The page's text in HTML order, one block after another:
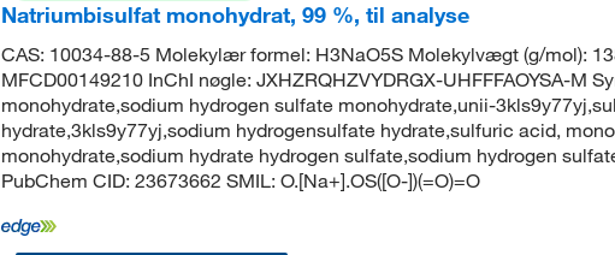
Natriumbisulfat monohydrat, 99 %, til analyse
CAS: 10034-88-5 Molekylær formel: H3NaO5S Molekylvægt (g/mol):
MFCD00149210 InChI nøgle: JXHZRQHZVYDRGX-UHFFFAOYSA-M
monohydrate,sodium hydrogen sulfate monohydrate,unii-
hydrate,3kls9y77yj,sodium hydrogensulfate hydrate,sulfuric acid,
monohydrate,sodium hydrate hydrogen sulfate,sodium hydrogen
PubChem CID: 23673662 SMIL: O.[Na+].OS([O-])(=O)=O